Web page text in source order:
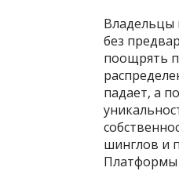
Владельцы
без
поощрять
падает, а
шинглов и
Платформы